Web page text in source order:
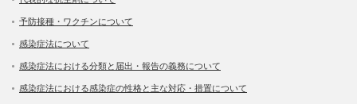
予防接種・ワクチンについて
感染症法について
感染症法における分類と届出・報告の義務について
感染症法における感染症の性格と主な対応・措置について